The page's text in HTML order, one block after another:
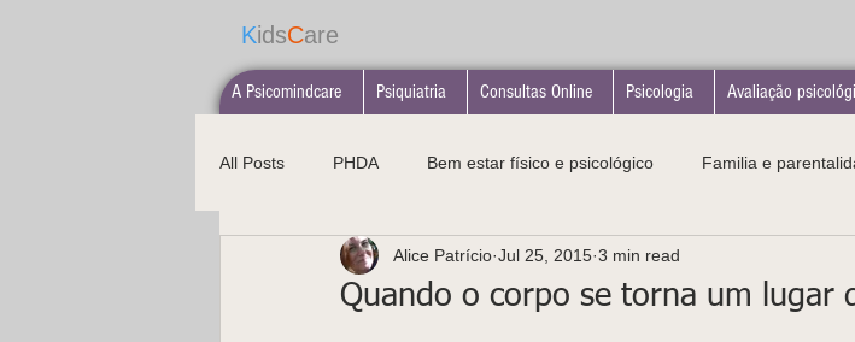
KidsCare
A Psicomindcare Psiquiatria Consultas Online Psicologia Avaliação
All Posts PHDA Bem estar físico e psicológico Familia e
Alimentação saudável Psicopatologias Desenvolvimento infantil
Quando o corpo se torna um lugar
Alice Patrício Jul 25, 2015 3 min read